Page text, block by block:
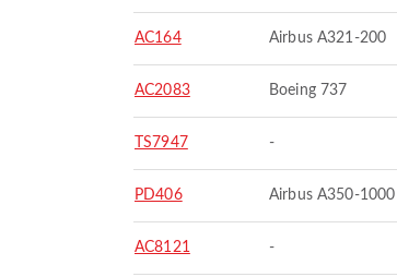
AC164 Airbus A321-200
AC2083 Boeing 737
TS7947 -
PD406 Airbus A350-1000
AC8121 -